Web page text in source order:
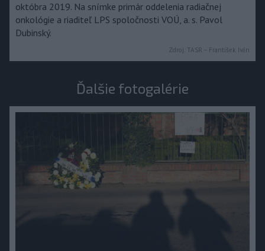
októbra 2019. Na snímke primár oddelenia radiačnej
onkológie a riaditeľ LPS spoločnosti VOÚ, a. s. Pavol
Dubinský.
Zdroj: TASR – František Iván
Ďalšie fotogalérie